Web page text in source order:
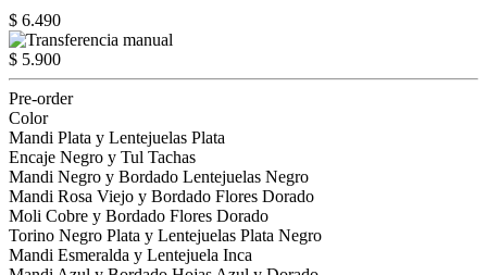
$ 6.490
$ 5.900
Pre-order
Color
Mandi Plata y Lentejuelas Plata
Encaje Negro y Tul Tachas
Mandi Negro y Bordado Lentejuelas Negro
Mandi Rosa Viejo y Bordado Flores Dorado
Moli Cobre y Bordado Flores Dorado
Torino Negro Plata y Lentejuelas Plata Negro
Mandi Esmeralda y Lentejuela Inca